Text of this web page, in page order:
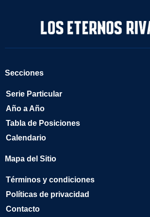
Secciones
Serie Particular
Año a Año
Tabla de Posiciones
Calendario
Mapa del Sitio
Términos y condiciones
Políticas de privacidad
Contacto